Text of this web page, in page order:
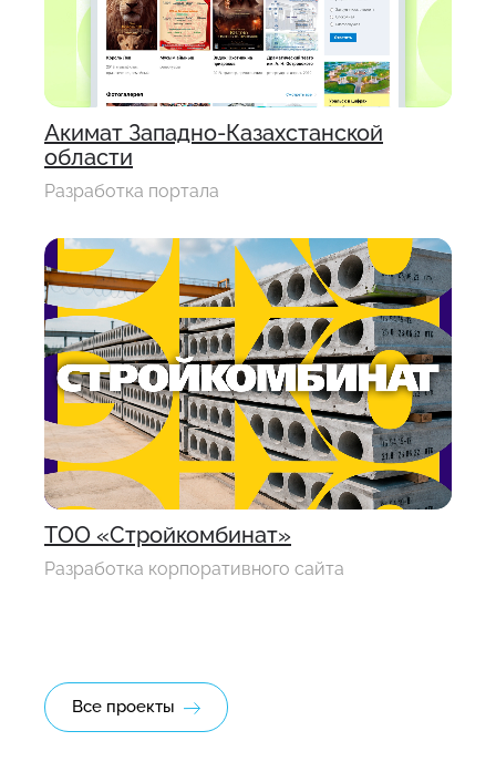
Акимат Западно-Казахстанской
области
Разработка портала
ТОО «Стройкомбинат»
Разработка корпоративного сайта
Все проекты